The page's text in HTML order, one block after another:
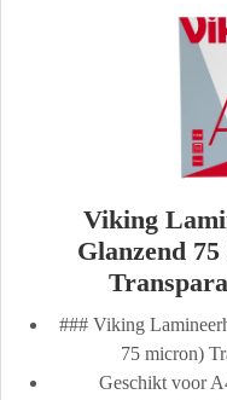
Viking
Glanzend
### Viking
75 micron)
Geschikt voor